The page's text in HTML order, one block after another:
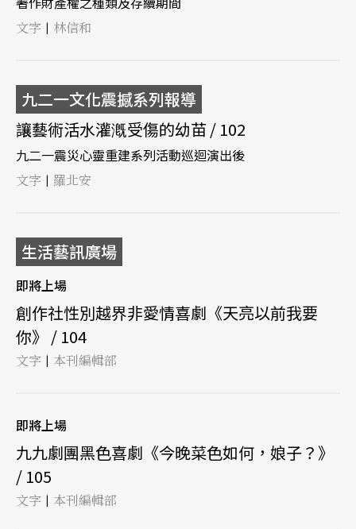
文字 | 林信和
九二一文化震撼系列報導
讓藝術活水灌漑受傷的幼苗 / 102
九二一震災心靈重建系列活動巡迴演出後
文字 | 羅北安
生活藝訊廣場
即將上場
創作社性別越界非愛情喜劇《天亮以前我要
你》 / 104
文字 | 本刊編輯部
即將上場
九九劇團黑色喜劇《今晚菜色如何，娘子？》
/ 105
文字 | 本刊編輯部